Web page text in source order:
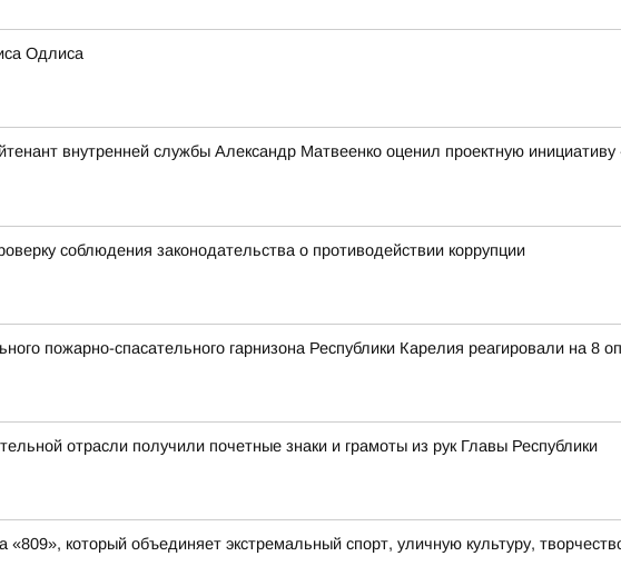
Одлиса
внутренней службы Александр Матвеенко оценил проектную инициативу
соблюдения законодательства о противодействии коррупции
пожарно-спасательного гарнизона Республики Карелия реагировали на 8
отрасли получили почетные знаки и грамоты из рук Главы Республики
который объединяет экстремальный спорт, уличную культуру,